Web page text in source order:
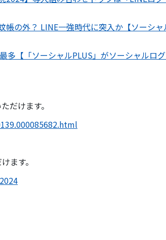
の外？ LINE一強時代に突入か【ソーシャ
多【「ソーシャルPLUS」がソーシャルロ
だけます。
ます。